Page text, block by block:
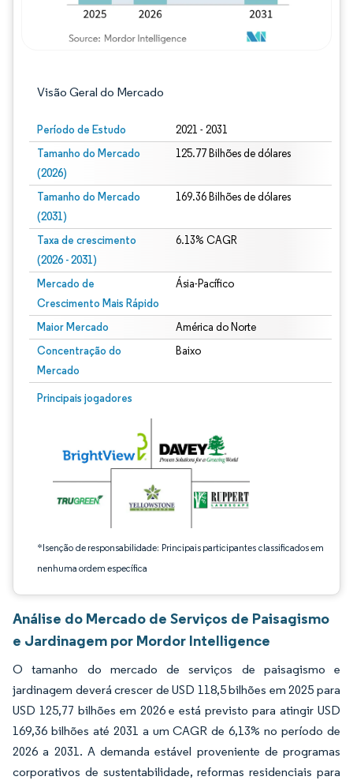
Visão Geral do Mercado
Período de Estudo 2021 - 2031
Tamanho do Mercado
(2026)
125.77 Bilhões de dólares
Tamanho do Mercado
(2031)
169.36 Bilhões de dólares
Taxa de crescimento
(2026 - 2031)
6.13% CAGR
Mercado de
Crescimento Mais Rápido
Ásia-Pacífico
Maior Mercado América do Norte
Concentração do
Mercado
Baixo
Principais jogadores
*Isenção de responsabilidade: Principais participantes classificados em
nenhuma ordem específica
Imagem © Mordor Intelligence. O reuso requer atribuição conforme CC BY 4.0.
Análise do Mercado de Serviços de Paisagismo
e Jardinagem por Mordor Intelligence
O tamanho do mercado de serviços de paisagismo e
jardinagem deverá crescer de USD 118,5 bilhões em 2025 para
USD 125,77 bilhões em 2026 e está previsto para atingir USD
169,36 bilhões até 2031 a um CAGR de 6,13% no período de
2026 a 2031. A demanda estável proveniente de programas
corporativos de sustentabilidade, reformas residenciais para